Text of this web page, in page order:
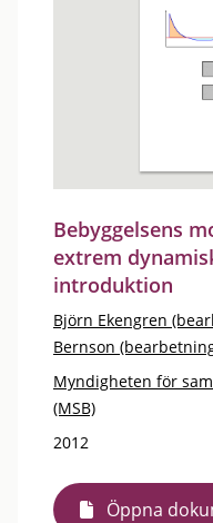
Bebyggelsens
extrem
introduktion
Björn Ekengren
Bernson
Myndigheten för
(MSB)
2012
Öppna